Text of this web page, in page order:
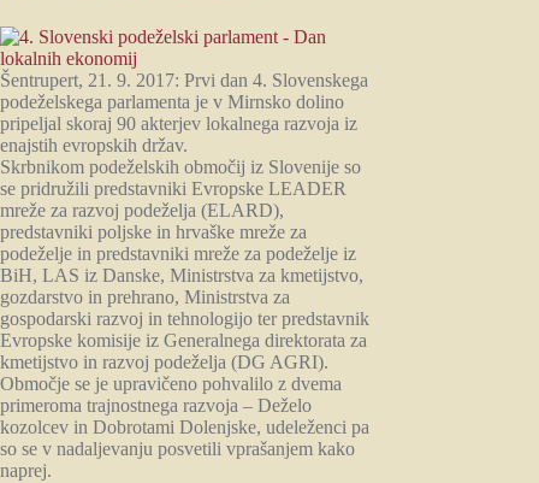
Šentrupert, 21. 9. 2017: Prvi dan 4. Slovenskega
podeželskega parlamenta je v Mirnsko dolino
pripeljal skoraj 90 akterjev lokalnega razvoja iz
enajstih evropskih držav.
Skrbnikom podeželskih območij iz Slovenije so
se pridružili predstavniki Evropske LEADER
mreže za razvoj podeželja (ELARD),
predstavniki poljske in hrvaške mreže za
podeželje in predstavniki mreže za podeželje iz
BiH, LAS iz Danske, Ministrstva za kmetijstvo,
gozdarstvo in prehrano, Ministrstva za
gospodarski razvoj in tehnologijo ter predstavnik
Evropske komisije iz Generalnega direktorata za
kmetijstvo in razvoj podeželja (DG AGRI).
Območje se je upravičeno pohvalilo z dvema
primeroma trajnostnega razvoja – Deželo
kozolcev in Dobrotami Dolenjske, udeleženci pa
so se v nadaljevanju posvetili vprašanjem kako
naprej.